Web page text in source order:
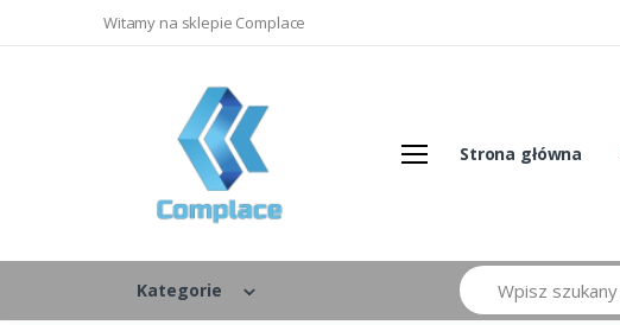
Witamy na sklepie Complace
Strona główna
Kategorie
Szukaj